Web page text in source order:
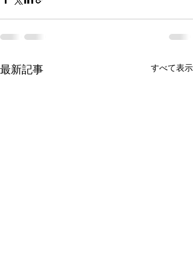
最新記事 すべて表示